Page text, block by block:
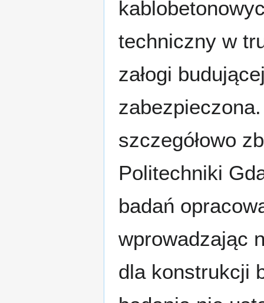
techniczny w
załogi
szczegółowo
Politechniki
badań
wprowadzając
dla konstrukcji